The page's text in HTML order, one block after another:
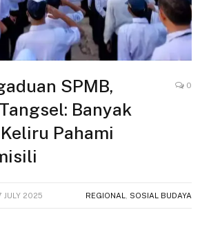
SPMB,
Banyak
Pahami
0
JULY 2025 REGIONAL SOSIAL BUDAYA